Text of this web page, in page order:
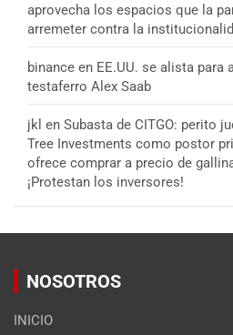
aprovecha los espacios que la
arremeter contra la
binance en EE.UU. se alista para
testaferro Alex Saab
jkl en Subasta de CITGO: perito
Tree Investments como postor
ofrece comprar a precio de
¡Protestan los inversores!
NOSOTROS
INICIO